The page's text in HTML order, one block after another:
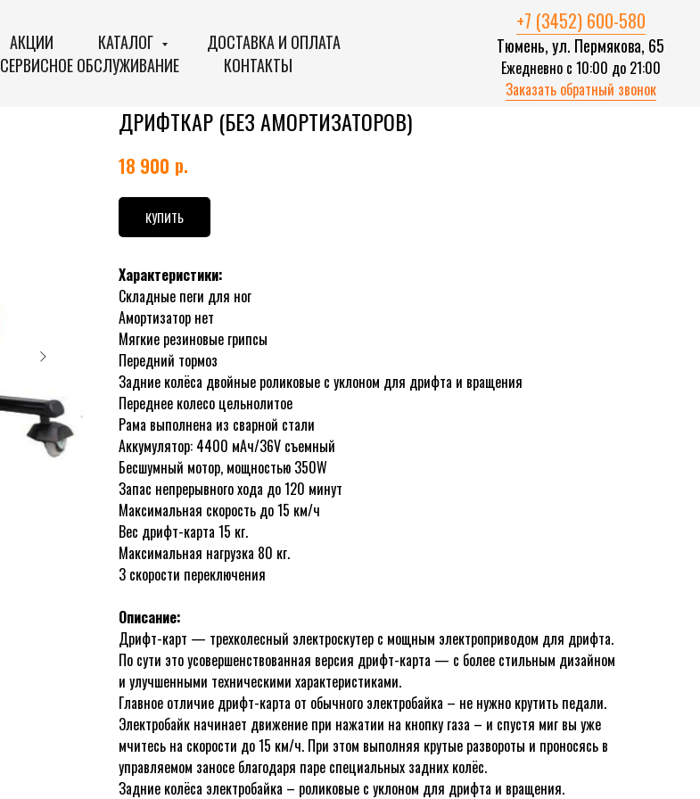
АКЦИИ КАТАЛОГ
ДОСТАВКА И ОПЛАТА
СЕРВИСНОЕ ОБСЛУЖИВАНИЕ
КОНТАКТЫ
+7 (3452) 600-580
Тюмень, ул. Пермякова, 65
Ежедневно с 10:00 до 21:00
Заказать обратный звонок
ДРИФТКАР (БЕЗ АМОРТИЗАТОРОВ)
18 900 р.
КУПИТЬ
Характеристики:
Складные пеги для ног
Амортизатор нет
Мягкие резиновые грипсы
Передний тормоз
Задние колёса двойные роликовые с уклоном для дрифта и вращения
Переднее колесо цельнолитое
Рама выполнена из сварной стали
Аккумулятор: 4400 мАч/36V съемный
Бесшумный мотор, мощностью 350W
Запас непрерывного хода до 120 минут
Максимальная скорость до 15 км/ч
Вес дрифт-карта 15 кг.
Максимальная нагрузка 80 кг.
3 скорости переключения
Описание:
Дрифт-карт — трехколесный электроскутер с мощным электроприводом для дрифта.
По сути это усовершенствованная версия дрифт-карта — с более стильным дизайном
и улучшенными техническими характеристиками.
Главное отличие дрифт-карта от обычного электробайка – не нужно крутить педали.
Электробайк начинает движение при нажатии на кнопку газа – и спустя миг вы уже
мчитесь на скорости до 15 км/ч. При этом выполняя крутые развороты и проносясь в
управляемом заносе благодаря паре специальных задних колёс.
Задние колёса электробайка – роликовые с уклоном для дрифта и вращения.